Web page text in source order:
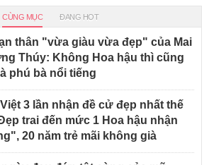
CÙNG MỤC ĐANG HOT
thân "vừa giàu vừa đẹp" của Mai
Thúy: Không Hoa hậu thì cũng
phú bà nổi tiếng
3 lần nhận đề cử đẹp nhất thế
trai đến mức 1 Hoa hậu nhận
20 năm trẻ mãi không già